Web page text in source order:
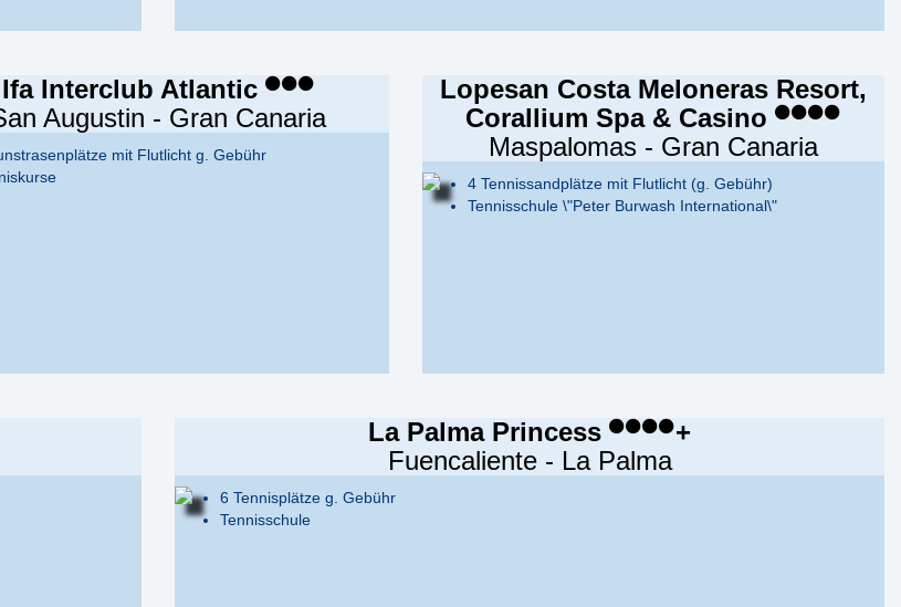
Ifa Interclub Atlantic
Augustin - Gran Canaria
mit Flutlicht g. Gebühr
Lopesan Costa Meloneras Resort,
Corallium Spa & Casino
Maspalomas - Gran Canaria
4 Tennissandplätze mit Flutlicht (g. Gebühr)
Tennisschule \"Peter Burwash International\"
La Palma Princess
+
Fuencaliente - La Palma
6 Tennisplätze g. Gebühr
Tennisschule